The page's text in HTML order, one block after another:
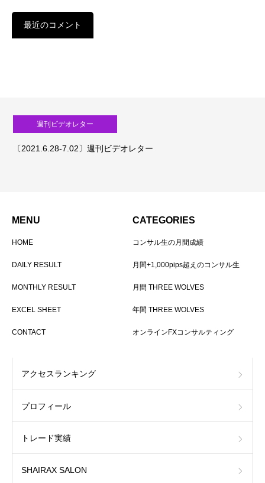
最近のコメント
週刊ビデオレター
〔2021.6.28-7.02〕週刊ビデオレター
MENU
HOME
DAILY RESULT
MONTHLY RESULT
EXCEL SHEET
CONTACT
CATEGORIES
コンサル生の月間成績
月間+1,000pips超えのコンサル生
月間 THREE WOLVES
年間 THREE WOLVES
オンラインFXコンサルティング
アクセスランキング
プロフィール
トレード実績
SHAIRAX SALON